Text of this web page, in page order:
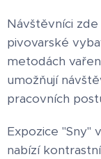
Návštěvníci
pivovarské
metodách
umožňují
pracovních
Expozice "Sny"
nabízí